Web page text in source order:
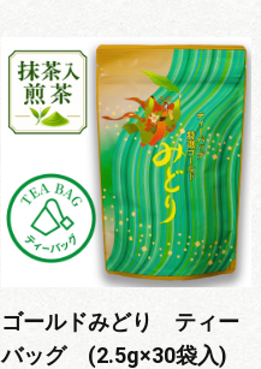
ゴールドみどり ティー
バッグ (2.5g×30袋入)